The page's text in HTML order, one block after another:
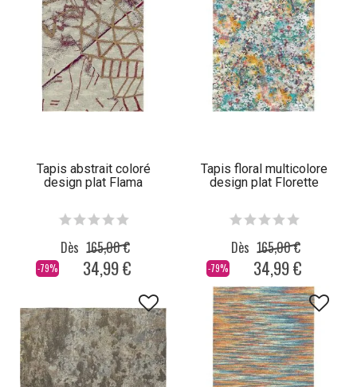
Tapis abstrait coloré
design plat Flama
-79%
Dès 165,00 €
34,99 €
Tapis floral multicolore
design plat Florette
-79%
Dès 165,00 €
34,99 €